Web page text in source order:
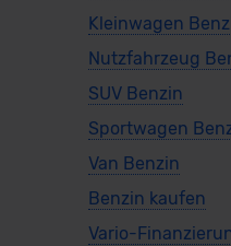
Kleinwagen
Nutzfahrzeug
SUV Benzin
Sportwagen
Van Benzin
Benzin kaufen
Vario-